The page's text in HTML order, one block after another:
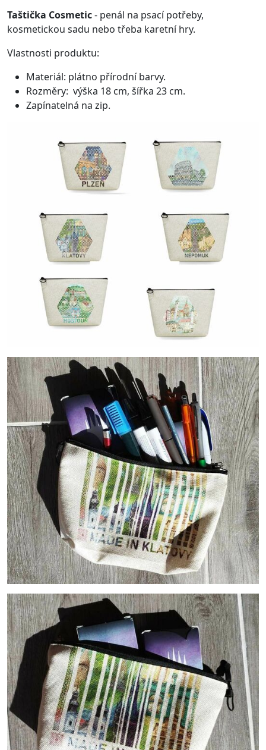
Taštička Cosmetic- penál na psací potřeby,
kosmetickou sadu nebo třeba karetní hry.
Vlastnosti produktu:
Materiál: plátno přírodní barvy.
Rozměry: výška 18 cm, šířka 23 cm.
Zapínatelná na zip.